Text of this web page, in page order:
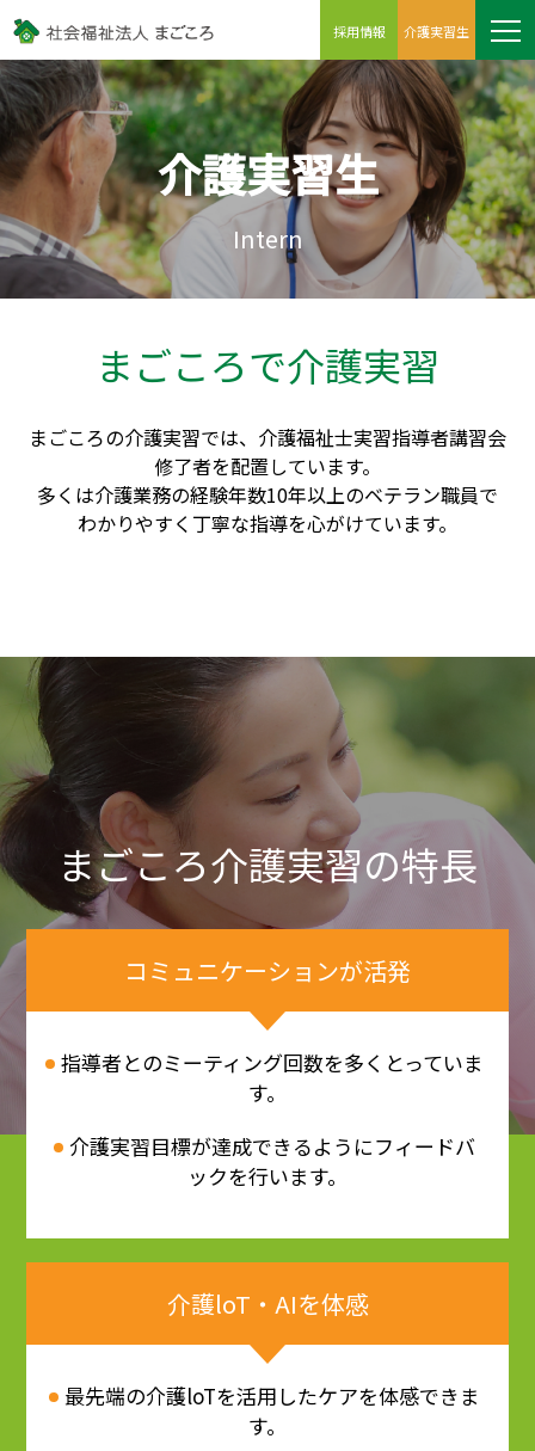
採用情報 介護実習生
介護実習生
Intern
まごころで介護実習
まごころの介護実習では、介護福祉士実習指導者講習会
修了者を配置しています。
多くは介護業務の経験年数10年以上のベテラン職員で
わかりやすく丁寧な指導を心がけています。
まごころ介護実習の特長
コミュニケーションが活発
指導者とのミーティング回数を多くとっていま
す。
介護実習目標が達成できるようにフィードバ
ックを行います。
介護loT・AIを体感
最先端の介護loTを活用したケアを体感できま
す。